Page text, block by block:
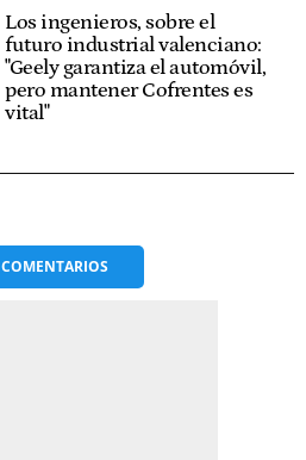
Los ingenieros, sobre el
futuro industrial valenciano:
"Geely garantiza el automóvil,
pero mantener Cofrentes es
vital"
COMENTARIOS